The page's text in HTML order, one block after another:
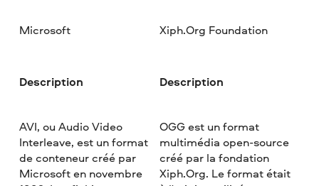
Microsoft
Description
AVI, ou Audio Video
Interleave, est un format
de conteneur créé par
Microsoft en novembre
Xiph.Org Foundation
Description
OGG est un format
multimédia open-source
créé par la fondation
Xiph.Org. Le format était